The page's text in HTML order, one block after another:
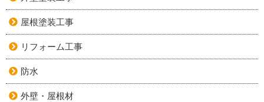
屋根塗装工事
リフォーム工事
防水
外壁・屋根材